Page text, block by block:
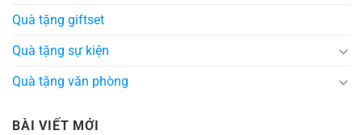
Quà tặng giftset
Quà tặng sự kiện
Quà tặng văn phòng
BÀI VIẾT MỚI